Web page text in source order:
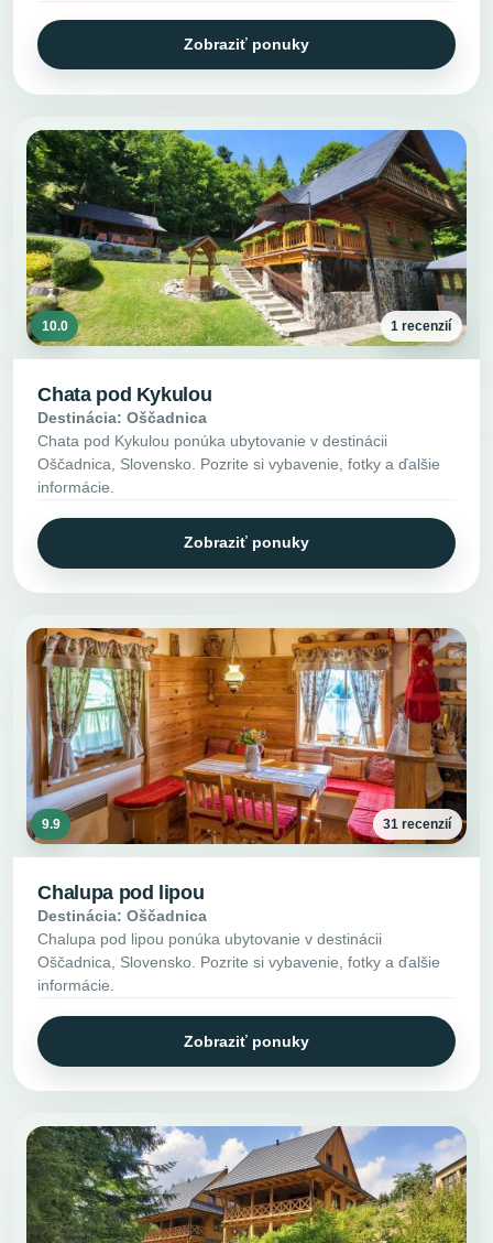
Zobraziť ponuky
10.0 1 recenzií
Chata pod Kykulou
Destinácia: Oščadnica
Chata pod Kykulou ponúka ubytovanie v destinácii
Oščadnica, Slovensko. Pozrite si vybavenie, fotky a ďalšie
informácie.
Zobraziť ponuky
9.9 31 recenzií
Chalupa pod lipou
Destinácia: Oščadnica
Chalupa pod lipou ponúka ubytovanie v destinácii
Oščadnica, Slovensko. Pozrite si vybavenie, fotky a ďalšie
informácie.
Zobraziť ponuky